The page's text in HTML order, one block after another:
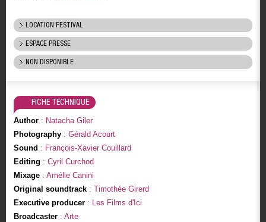
LOCATION FESTIVAL
ESPACE PRESSE
NON DISPONIBLE
FICHE TECHNIQUE
Author: Natacha Giler
Photography: Gérald Acourt
Sound : François-Xavier Couillard
Editing : Cyril Curchod
Mixage: Amélie Canini
Original soundtrack: Timothée Girerd
Executive producer: Les Films d'Ici
Broadcaster: Arte